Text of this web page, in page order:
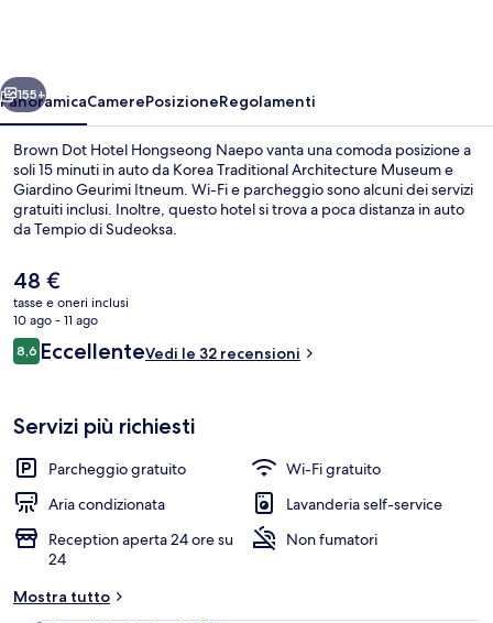
Avanti
155+
PanoramicaCamerePosizioneRegolamenti
Brown Dot Hotel Hongseong Naepo vanta una comoda posizione a
soli 15 minuti in auto da Korea Traditional Architecture Museum e
Giardino Geurimi Itneum. Wi-Fi e parcheggio sono alcuni dei servizi
gratuiti inclusi. Inoltre, questo hotel si trova a poca distanza in auto
da Tempio di Sudeoksa.
Il
prezzo
attuale
è
48 €
48 €
tasse e oneri inclusi
10 ago - 11 ago
Recensioni
8,68,6 su 10
EccellenteVedi le 32 recensioni
Servizi più richiesti
Parcheggio gratuito
Wi-Fi gratuito
Aria condizionata
Lavanderia self-service
Reception aperta 24 ore su
24
Non fumatori
Mostra tutto